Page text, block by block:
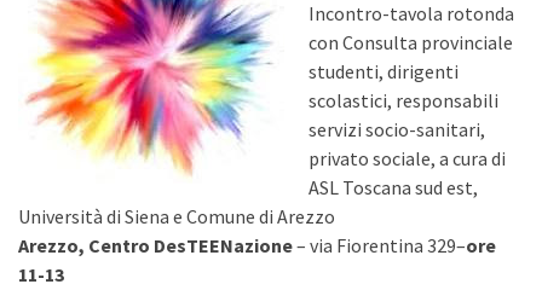
Incontro-tavola rotonda
con Consulta provinciale
studenti, dirigenti
scolastici, responsabili
servizi socio-sanitari,
privato sociale, a cura di
ASL Toscana sud est,
Università di Siena e Comune di Arezzo
Arezzo, Centro DesTEENazione– via Fiorentina 329–ore
11-13